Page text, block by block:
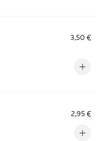
3,50 €
2,95 €